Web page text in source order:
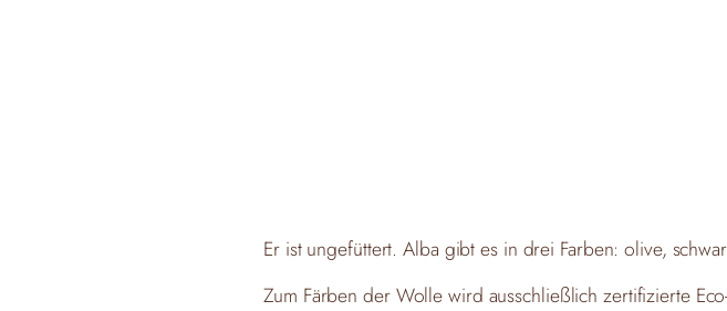
Er ist ungefüttert. Alba gibt es in drei Farben: olive,
Zum Färben der Wolle wird ausschließlich zertifizierte